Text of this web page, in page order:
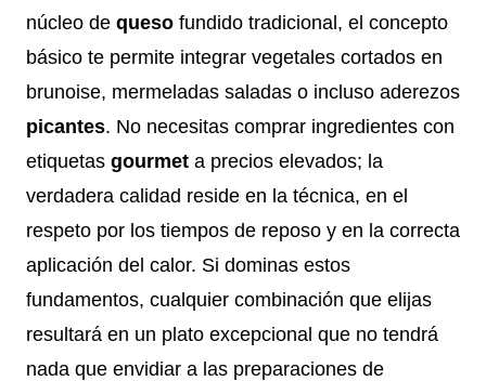
núcleo de queso fundido tradicional, el concepto
básico te permite integrar vegetales cortados en
brunoise, mermeladas saladas o incluso aderezos
picantes. No necesitas comprar ingredientes con
etiquetas gourmet a precios elevados; la
verdadera calidad reside en la técnica, en el
respeto por los tiempos de reposo y en la correcta
aplicación del calor. Si dominas estos
fundamentos, cualquier combinación que elijas
resultará en un plato excepcional que no tendrá
nada que envidiar a las preparaciones de